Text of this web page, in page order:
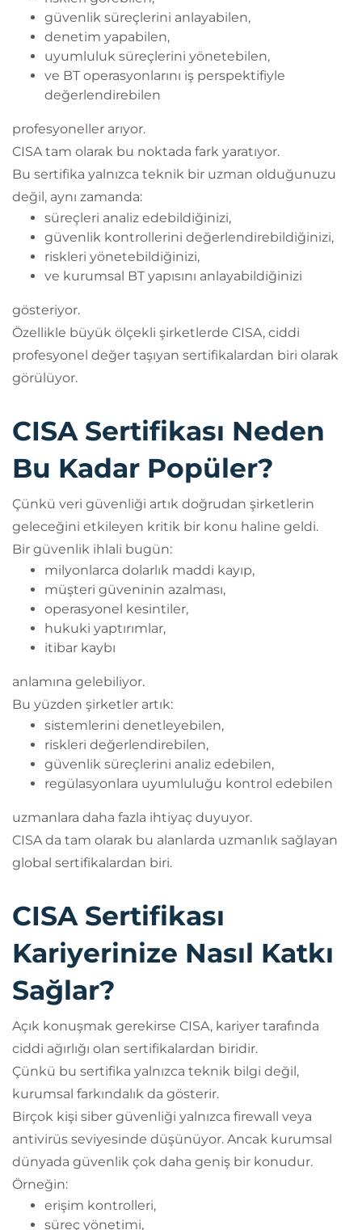
güvenlik süreçlerini anlayabilen,
denetim yapabilen,
uyumluluk süreçlerini yönetebilen,
ve BT operasyonlarını iş perspektifiyle
değerlendirebilen
profesyoneller arıyor.
CISA tam olarak bu noktada fark yaratıyor.
Bu sertifika yalnızca teknik bir uzman olduğunuzu
değil, aynı zamanda:
süreçleri analiz edebildiğinizi,
güvenlik kontrollerini değerlendirebildiğinizi,
riskleri yönetebildiğinizi,
ve kurumsal BT yapısını anlayabildiğinizi
gösteriyor.
Özellikle büyük ölçekli şirketlerde CISA, ciddi
profesyonel değer taşıyan sertifikalardan biri olarak
görülüyor.
CISA Sertifikası Neden
Bu Kadar Popüler?
Çünkü veri güvenliği artık doğrudan şirketlerin
geleceğini etkileyen kritik bir konu haline geldi.
Bir güvenlik ihlali bugün:
milyonlarca dolarlık maddi kayıp,
müşteri güveninin azalması,
operasyonel kesintiler,
hukuki yaptırımlar,
itibar kaybı
anlamına gelebiliyor.
Bu yüzden şirketler artık:
sistemlerini denetleyebilen,
riskleri değerlendirebilen,
güvenlik süreçlerini analiz edebilen,
regülasyonlara uyumluluğu kontrol edebilen
uzmanlara daha fazla ihtiyaç duyuyor.
CISA da tam olarak bu alanlarda uzmanlık sağlayan
global sertifikalardan biri.
CISA Sertifikası
Kariyerinize Nasıl Katkı
Sağlar?
Açık konuşmak gerekirse CISA, kariyer tarafında
ciddi ağırlığı olan sertifikalardan biridir.
Çünkü bu sertifika yalnızca teknik bilgi değil,
kurumsal farkındalık da gösterir.
Birçok kişi siber güvenliği yalnızca firewall veya
antivirüs seviyesinde düşünüyor. Ancak kurumsal
dünyada güvenlik çok daha geniş bir konudur.
Örneğin:
erişim kontrolleri,
süreç yönetimi,